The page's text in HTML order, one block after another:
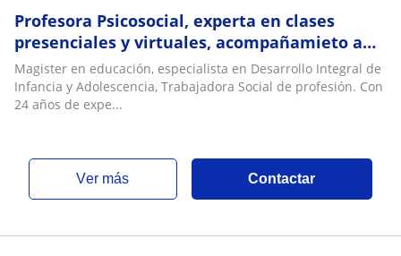
Profesora Psicosocial, experta en clases
presenciales y virtuales, acompañamieto a
estudiantes con discapacidad. Niños y
adultos
Magister en educación, especialista en Desarrollo Integral de
Infancia y Adolescencia, Trabajadora Social de profesión. Con
24 años de expe...
ver más Contactar